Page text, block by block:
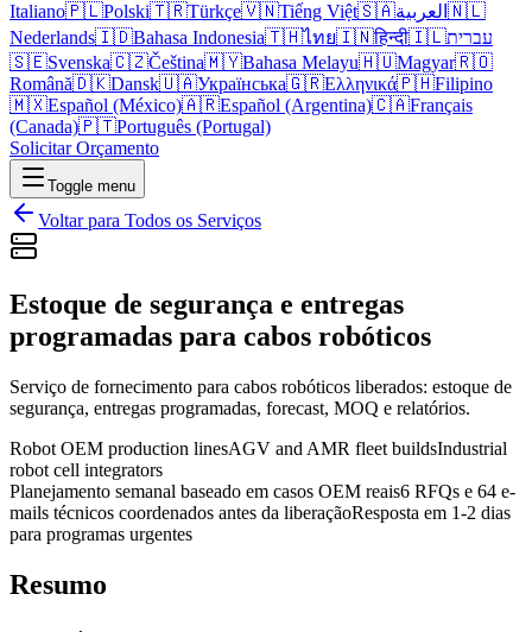
Italiano🇵🇱Polski🇹🇷Türkçe🇻🇳Tiếng Việt🇸🇦العربية 🇳🇱
Nederlands🇮🇩Bahasa Indonesia🇹🇭ไทย🇮🇳हिन्दी🇮🇱עברית
🇸🇪Svenska🇨🇿Čeština🇲🇾Bahasa Melayu🇭🇺Magyar🇷🇴
Română🇩🇰Dansk🇺🇦Українська🇬🇷Ελληνικά🇵🇭Filipino
🇲🇽Español (México)🇦🇷Español (Argentina)🇨🇦Français
(Canada)🇵🇹Português (Portugal)
Solicitar Orçamento
Toggle menu
Voltar para Todos os Serviços
Estoque de segurança e entregas
programadas para cabos robóticos
Serviço de fornecimento para cabos robóticos liberados: estoque de
segurança, entregas programadas, forecast, MOQ e relatórios.
Robot OEM production linesAGV and AMR fleet buildsIndustrial
robot cell integrators
Planejamento semanal baseado em casos OEM reais6 RFQs e 64 e-
mails técnicos coordenados antes da liberaçãoResposta em 1-2 dias
para programas urgentes
Resumo